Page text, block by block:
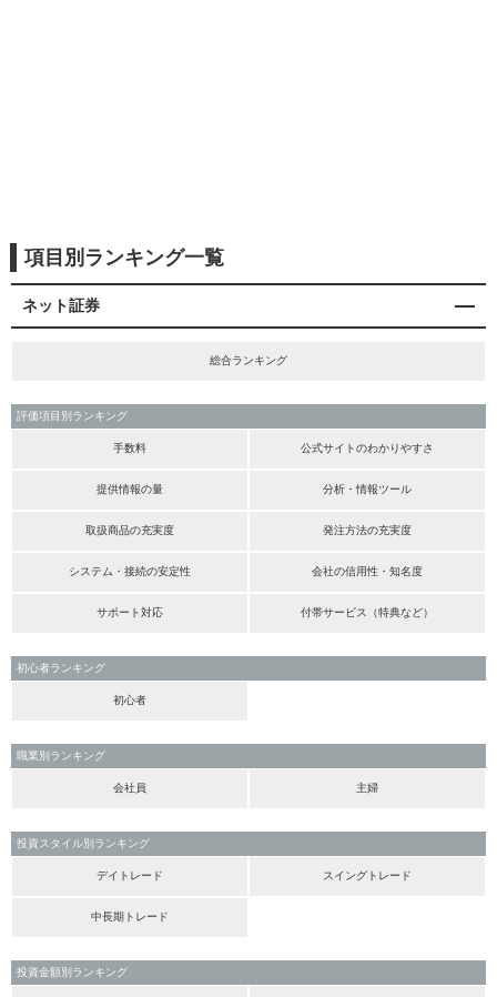
項目別ランキング一覧
ネット証券
総合ランキング
評価項目別ランキング
手数料 公式サイトのわかりやすさ
提供情報の量 分析・情報ツール
取扱商品の充実度 発注方法の充実度
システム・接続の安定性 会社の信用性・知名度
サポート対応 付帯サービス（特典など）
初心者ランキング
初心者
職業別ランキング
会社員 主婦
投資スタイル別ランキング
デイトレード スイングトレード
中長期トレード
投資金額別ランキング